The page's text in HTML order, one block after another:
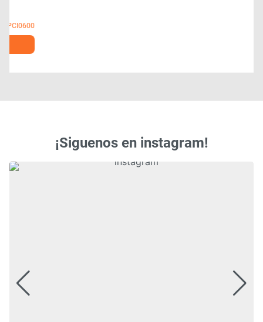
¡Siguenos en instagram!